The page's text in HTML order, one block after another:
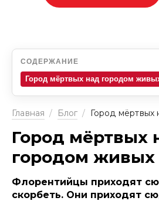
СОДЕРЖАНИЕ
Город мёртвых над городом
Главная / Блог / Город
Город мёртвых
городом живых
Флорентийцы приходят
скорбеть. Они приходят